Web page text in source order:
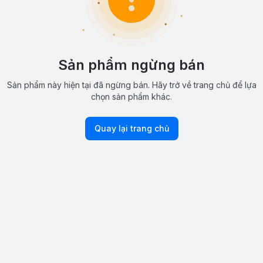
Sản phẩm ngừng bán
Sản phẩm này hiện tại đã ngừng bán. Hãy trở về trang chủ để lựa
chọn sản phẩm khác.
Quay lại trang chủ